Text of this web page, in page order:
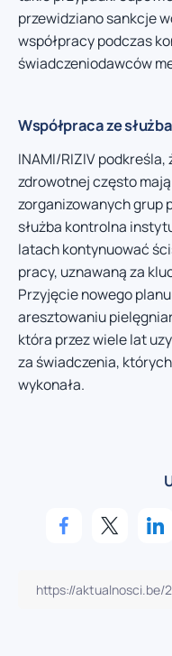
przewidziano sankcje
współpracy podczas
świadczeniodawców
Współpraca ze
INAMI/RIZIV
zdrowotnej często
zorganizowanych grup
służba kontrolna
latach kontynuować
pracy, uznawaną za
Przyjęcie nowego
aresztowaniu
która przez wiele lat
za świadczenia,
wykonała.